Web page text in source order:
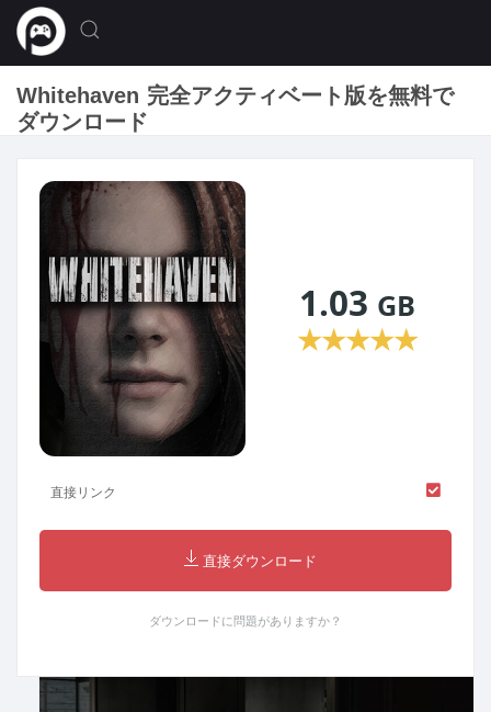
Whitehaven 完全アクティベート版を無料で
ダウンロード
1.03 GB
★★★★★
直接リンク
直接ダウンロード
ダウンロードに問題がありますか？